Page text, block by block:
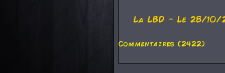
La LBD - Le 28/10/
Commentaires (2422)